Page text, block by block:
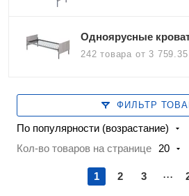
Одноярусные
242 товара от 3
ФИЛЬТР
По популярности (возрастание)
Кол-во товаров на странице
20
1 2 3 ...